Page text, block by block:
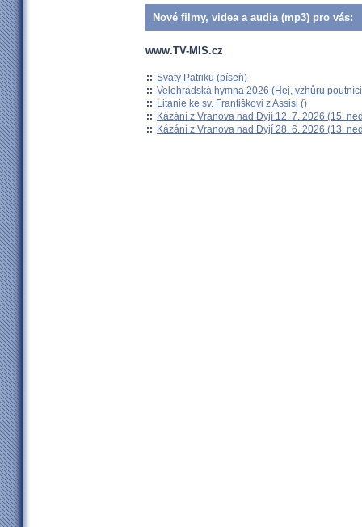
Nové filmy, videa a audia (mp3) pro vás:
www.TV-MIS.cz
:: Svatý Patriku (píseň)
:: Velehradská hymna 2026 (Hej, vzhůru
:: Litanie ke sv. Františkovi z Assisi ()
:: Kázání z Vranova nad Dyjí 12. 7. 2026 (15.
:: Kázání z Vranova nad Dyjí 28. 6. 2026 (13.